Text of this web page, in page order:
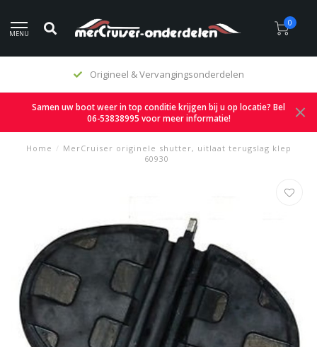
MENU
0
Origineel & Vervangingsonderdelen
Samen uw boot weer in top conditie krijgen bij u op locatie? Bel
06-53838995 voor meer informatie!
Home / MerCruiser originele shutter, uitlaat terugslag klep
60930